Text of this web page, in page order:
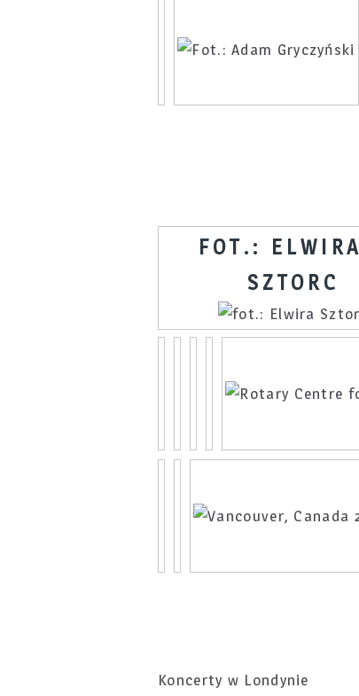
FOT.: ELWIRA
SZTORC
Koncerty w Londynie